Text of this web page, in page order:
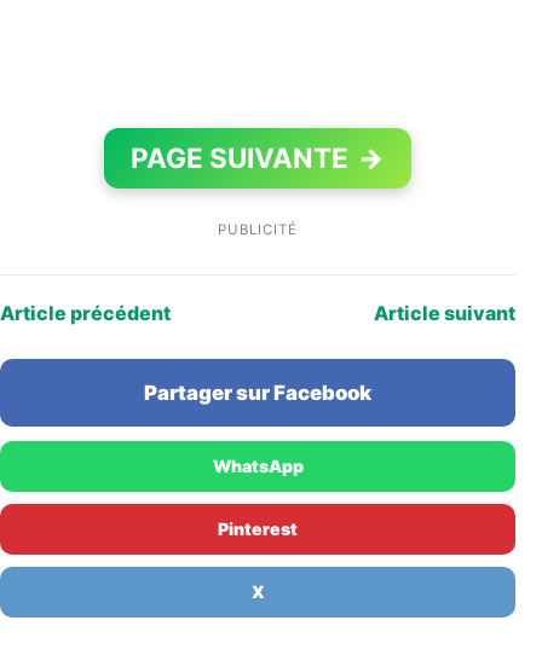
PAGE SUIVANTE →
PUBLICITÉ
Article précédent Article suivant
Partager sur Facebook
WhatsApp
Pinterest
X